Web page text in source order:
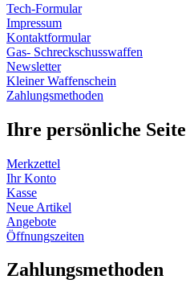
Tech-Formular
Impressum
Kontaktformular
Gas- Schreckschusswaffen
Newsletter
Kleiner Waffenschein
Zahlungsmethoden
Ihre persönliche Seite
Merkzettel
Ihr Konto
Kasse
Neue Artikel
Angebote
Öffnungszeiten
Zahlungsmethoden